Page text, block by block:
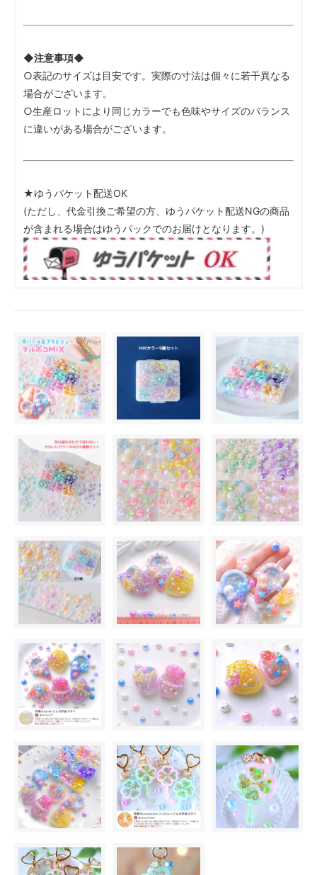
◆注意事項◆
○表記のサイズは目安です。実際の寸法は個々に若干異なる
場合がございます。
○生産ロットにより同じカラーでも色味やサイズのバランス
に違いがある場合がございます。
★ゆうパケット配送OK
(ただし、代金引換ご希望の方、ゆうパケット配送NGの商品
が含まれる場合はゆうパックでのお届けとなります。)